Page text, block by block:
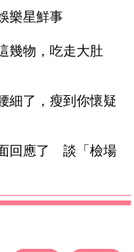
樂星鮮事
幾物，吃走大肚
細了，瘦到你懷疑
回應了 談「檢場